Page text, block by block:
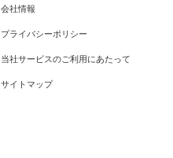
会社情報
プライバシーポリシー
当社サービスのご利用にあたって
サイトマップ